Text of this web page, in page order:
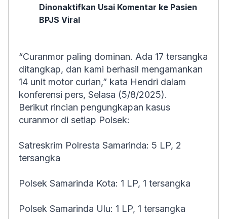
Dinonaktifkan Usai Komentar ke Pasien
BPJS Viral
“Curanmor paling dominan. Ada 17 tersangka
ditangkap, dan kami berhasil mengamankan
14 unit motor curian,” kata Hendri dalam
konferensi pers, Selasa (5/8/2025).
Berikut rincian pengungkapan kasus
curanmor di setiap Polsek:
Satreskrim Polresta Samarinda: 5 LP, 2
tersangka
Polsek Samarinda Kota: 1 LP, 1 tersangka
Polsek Samarinda Ulu: 1 LP, 1 tersangka